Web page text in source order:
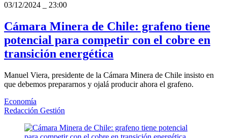
03/12/2024
23:00
Cámara Minera de Chile: grafeno tiene
potencial para competir con el cobre en
transición energética
Manuel Viera, presidente de la Cámara Minera de Chile insisto en
que debemos prepararnos y ojalá producir ahora el grafeno.
Economía
Redacción Gestión